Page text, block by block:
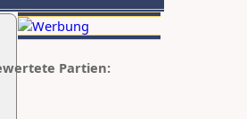
Partien: